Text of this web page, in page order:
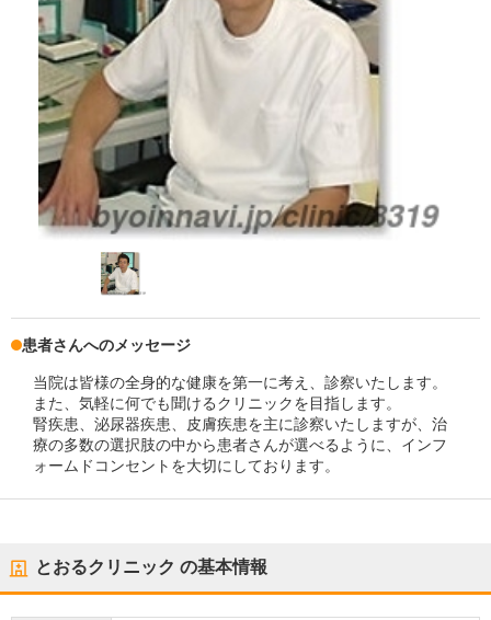
患者さんへのメッセージ
当院は皆様の全身的な健康を第一に考え、診察いたします。
また、気軽に何でも聞けるクリニックを目指します。
腎疾患、泌尿器疾患、皮膚疾患を主に診察いたしますが、治
療の多数の選択肢の中から患者さんが選べるように、インフ
ォームドコンセントを大切にしております。
とおるクリニック の基本情報